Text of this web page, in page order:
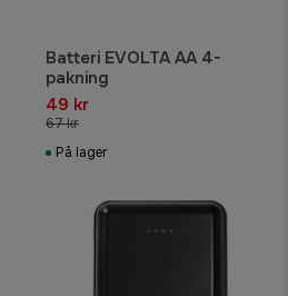
Batteri EVOLTA AA 4-
pakning
49 kr
67 kr
På lager